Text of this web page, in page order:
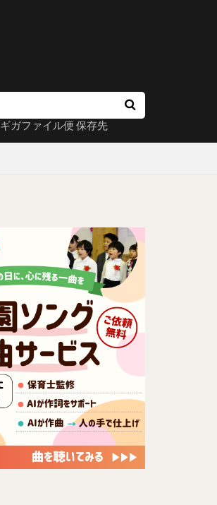
ギガファイル便 保存先